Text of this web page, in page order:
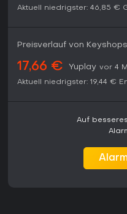
Aktuell niedrigster: 46,85 €
Preisverlauf von Keyshops
17,66 € Yuplay vor 4
Aktuell niedrigster: 19,44 €
Auf